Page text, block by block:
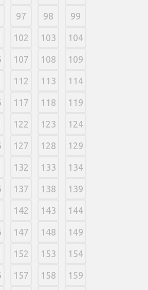
97 98 99
102 103 104
107 108 109
112 113 114
117 118 119
122 123 124
127 128 129
132 133 134
137 138 139
142 143 144
147 148 149
152 153 154
157 158 159